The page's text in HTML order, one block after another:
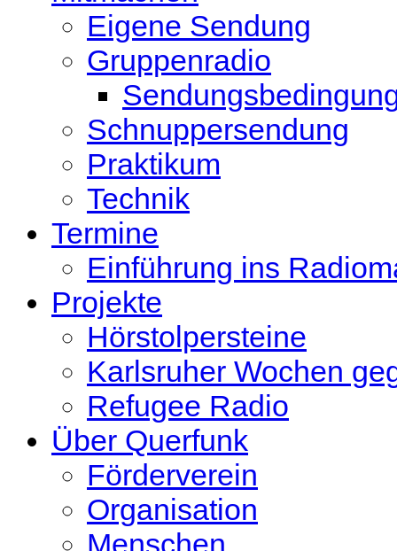
Eigene Sendung
Gruppenradio
Schnuppersendung
Praktikum
Technik
Termine
Einführung ins
Projekte
Hörstolpersteine
Karlsruher Wochen
Refugee Radio
Über Querfunk
Förderverein
Organisation
Menschen